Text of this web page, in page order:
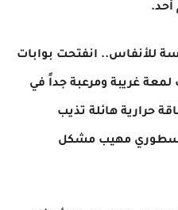
أحد.
للأنفاس.. انفتحت بوابات
غريبة ومرعبة جداً في
حرارية هائلة تذيب
أسطوري مهيب مشكل